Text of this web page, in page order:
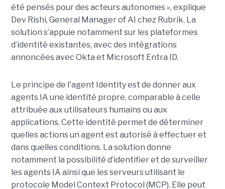
été pensés pour des acteurs autonomes », explique
Dev Rishi, General Manager of AI chez Rubrik. La
solution s’appuie notamment sur les plateformes
d’identité existantes, avec des intégrations
annoncées avec Okta et Microsoft Entra ID.
Le principe de l'agent Identity est de donner aux
agents IA une identité propre, comparable à celle
attribuée aux utilisateurs humains ou aux
applications. Cette identité permet de déterminer
quelles actions un agent est autorisé à effectuer et
dans quelles conditions. La solution donne
notamment la possibilité d’identifier et de surveiller
les agents IA ainsi que les serveurs utilisant le
protocole Model Context Protocol (MCP). Elle peut